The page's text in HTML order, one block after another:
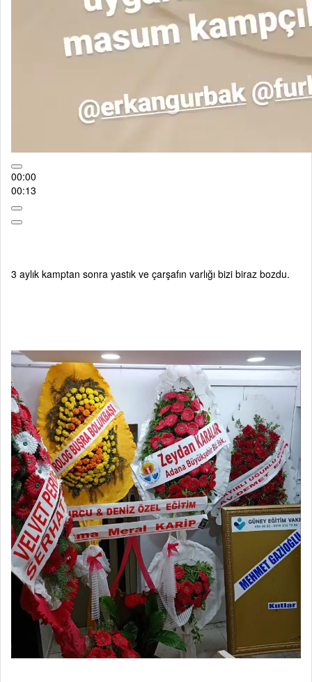
00:00
00:13
3 aylık kamptan sonra yastık ve çarşafın varlığı bizi biraz bozdu.